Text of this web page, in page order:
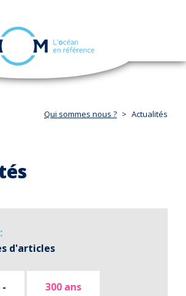
navigation
Qui sommes nous ? Actualités
d'articles
300 ans